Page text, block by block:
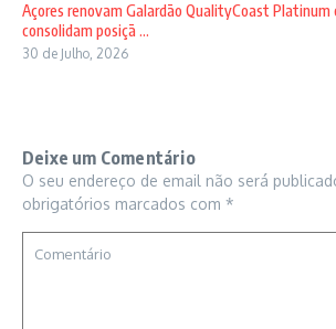
Açores renovam Galardão QualityCoast Platinum
consolidam posiçã ...
30 de Julho, 2026
Deixe um Comentário
O seu endereço de email não será
obrigatórios marcados com *